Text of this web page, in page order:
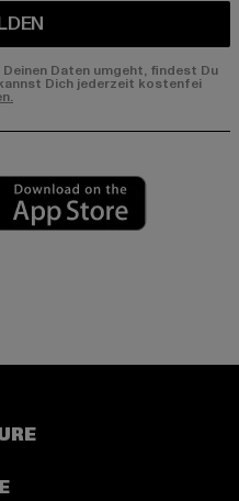
Daten umgeht, findest Du
Dich jederzeit kostenfei